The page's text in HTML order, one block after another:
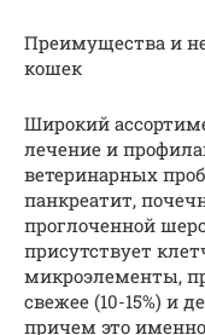
Преимущества и
кошек
Широкий
лечение и
ветеринарных
панкреатит,
проглоченной
присутствует
микроэлементы,
свежее (10-15%) и
причем это